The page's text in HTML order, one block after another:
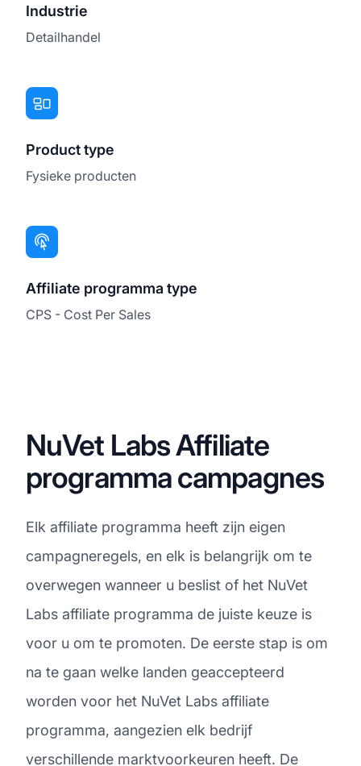
Industrie
Detailhandel
Product type
Fysieke producten
Affiliate programma type
CPS - Cost Per Sales
NuVet Labs Affiliate
programma campagnes
Elk affiliate programma heeft zijn eigen
campagneregels, en elk is belangrijk om te
overwegen wanneer u beslist of het NuVet
Labs affiliate programma de juiste keuze is
voor u om te promoten. De eerste stap is om
na te gaan welke landen geaccepteerd
worden voor het NuVet Labs affiliate
programma, aangezien elk bedrijf
verschillende marktvoorkeuren heeft. De